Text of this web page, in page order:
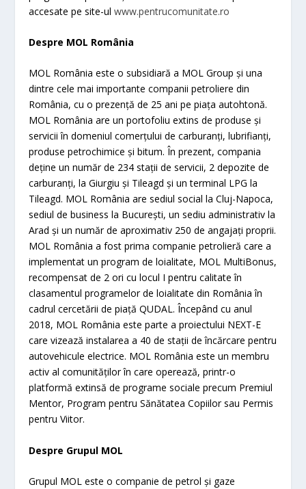
accesate pe site-ulwww.pentrucomunitate.ro
Despre MOL România
MOL România este o subsidiară a MOL Group și una
dintre cele mai importante companii petroliere din
România, cu o prezență de 25 ani pe piața autohtonă.
MOL România are un portofoliu extins de produse și
servicii în domeniul comerțului de carburanți, lubrifianți,
produse petrochimice și bitum. În prezent, compania
deține un număr de 234 stații de servicii, 2 depozite de
carburanți, la Giurgiu și Tileagd și un terminal LPG la
Tileagd. MOL România are sediul social la Cluj-Napoca,
sediul de business la București, un sediu administrativ la
Arad și un număr de aproximativ 250 de angajați proprii.
MOL România a fost prima companie petrolieră care a
implementat un program de loialitate, MOL MultiBonus,
recompensat de 2 ori cu locul I pentru calitate în
clasamentul programelor de loialitate din România în
cadrul cercetării de piață QUDAL. Începând cu anul
2018, MOL România este parte a proiectului NEXT-E
care vizează instalarea a 40 de stații de încărcare pentru
autovehicule electrice. MOL România este un membru
activ al comunităților în care operează, printr-o
platformă extinsă de programe sociale precum Premiul
Mentor, Program pentru Sănătatea Copiilor sau Permis
pentru Viitor.
Despre Grupul MOL
Grupul MOL este o companie de petrol și gaze